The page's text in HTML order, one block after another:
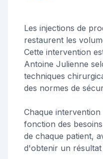
Les injections de
restaurent les
Cette intervention
Antoine Julienne
techniques
des normes de
Chaque
fonction des
de chaque patient,
d'obtenir un